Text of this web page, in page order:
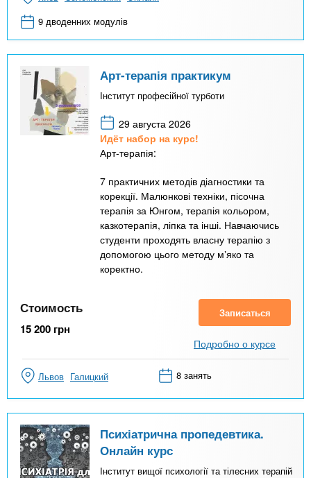
9 дводенних модулів
Арт-терапія практикум
Інститут професійної турботи
29 августа 2026
Идёт набор на курс!
Арт-терапія:
7 практичних методів діагностики та
корекції. Малюнкові техніки, пісочна
терапія за Юнгом, терапія кольором,
казкотерапія, ліпка та інші. Навчаючись
студенти проходять власну терапію з
допомогою цього методу мʼяко та
коректно.
Стоимость
15 200 грн
Записаться
Подробно о курсе
Львов Галицкий 8 занять
Психіатрична пропедевтика.
Онлайн курс
Інститут вищої психології та тілесних терапій